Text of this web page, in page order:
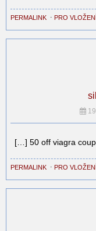
PERMALINK ⋅ PRO
[…] 50 off viagra
PERMALINK ⋅ PRO